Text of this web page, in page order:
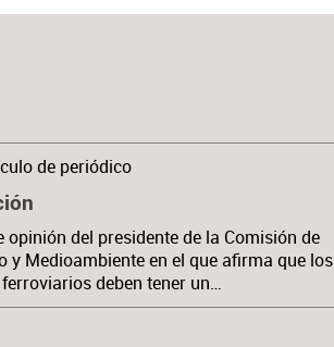
de periódico
opinión del presidente de la Comisión de
y Medioambiente en el que afirma que los
deben tener un…